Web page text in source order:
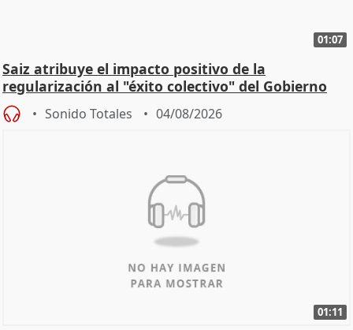
01:07
Saiz atribuye el impacto positivo de la
regularización al "éxito colectivo" del Gobierno
Sonido Totales 04/08/2026
01:11